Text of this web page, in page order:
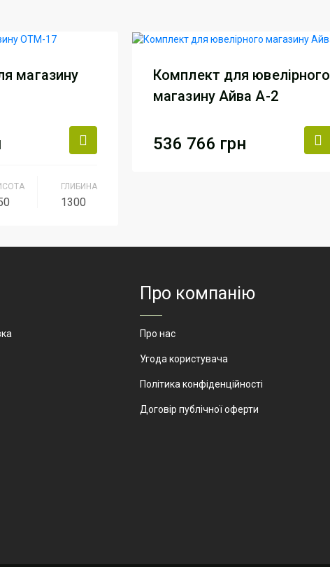
магазину
ГЛИБИНА
1300
роздрібної
Комплект для ювелірного
магазину Айва А-2
536 766 грн
біжутерія,
парфумерія.
Артикул
Про компанію
Про нас
Угода користувача
Політика конфіденційності
Договір публічної оферти